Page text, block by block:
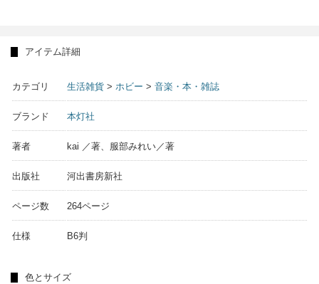
アイテム詳細
カテゴリ 生活雑貨 > ホビー > 音楽・本・雑誌
ブランド 本灯社
著者 kai ／著、服部みれい／著
出版社 河出書房新社
ページ数 264ページ
仕様 B6判
色とサイズ